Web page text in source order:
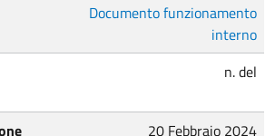
Documento funzionamento
interno
n. del
20 Febbraio 2024